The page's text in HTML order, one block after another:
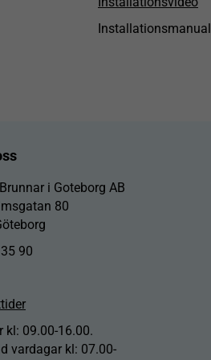
Installationsmanual
i Goteborg AB
80
90
kl: 09.00-16.00.
vardagar kl: 07.00-